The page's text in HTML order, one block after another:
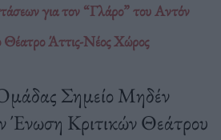
για τον “Γλάρο” του Αντόν
Άττις-Νέος Χώρος
Σημείο Μηδέν
Ένωση Κριτικών Θεάτρου